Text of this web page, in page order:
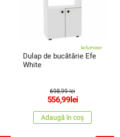
la furnizor
Dulap de bucătărie Efe
White
698,99 lei
556,99 lei
Adaugă în coș